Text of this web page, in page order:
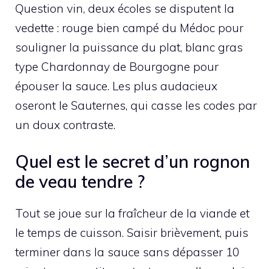
Question vin, deux écoles se disputent la
vedette : rouge bien campé du Médoc pour
souligner la puissance du plat, blanc gras
type Chardonnay de Bourgogne pour
épouser la sauce. Les plus audacieux
oseront le Sauternes, qui casse les codes par
un doux contraste.
Quel est le secret d’un rognon
de veau tendre ?
Tout se joue sur la fraîcheur de la viande et
le temps de cuisson. Saisir brièvement, puis
terminer dans la sauce sans dépasser 10